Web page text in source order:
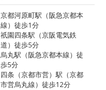
京都河原町駅（阪急京都本
線）徒歩1分
祇園四条駅（京阪電気鉄
道）徒歩5分
烏丸駅（阪急京都本線）徒
歩5分
四条（京都市営）駅（京都
市営烏丸線）徒歩12分